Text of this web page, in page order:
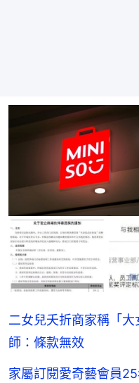
二女兒夭折商家稱「
師：條款無效
家屬訂閱愛奇藝會員